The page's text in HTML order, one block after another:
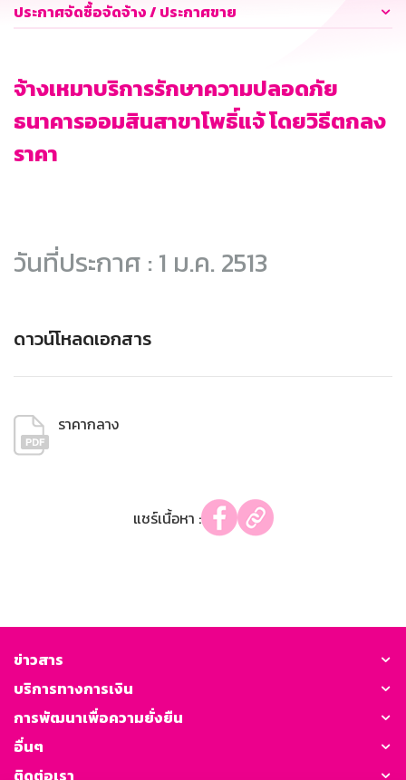
ประกาศจัดซื้อจัดจ้าง / ประกาศขาย
จ้างเหมาบริการรักษาความปลอดภัย
ธนาคารออมสินสาขาโพธิ์แจ้ โดยวิธีตกลง
ราคา
วันที่ประกาศ : 1 ม.ค. 2513
ดาวน์โหลดเอกสาร
ราคากลาง
แชร์เนื้อหา :
ข่าวสาร
บริการทางการเงิน
การพัฒนาเพื่อความยั่งยืน
อื่นๆ